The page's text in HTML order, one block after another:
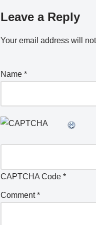
Leave a Reply
Your email address will
Name *
CAPTCHA Code*
Comment*